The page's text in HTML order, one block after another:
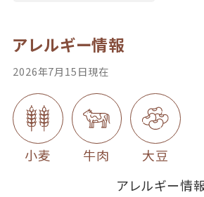
アレルギー情報
2026年7月15日現在
小麦 牛肉
大豆
アレルギー情